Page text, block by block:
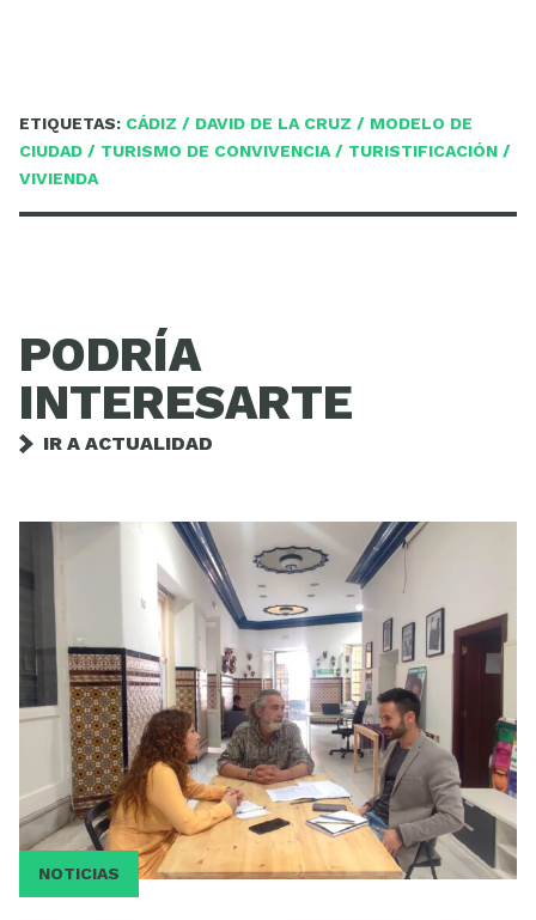
ETIQUETAS: CÁDIZ / DAVID DE LA CRUZ / MODELO DE
CIUDAD / TURISMO DE CONVIVENCIA / TURISTIFICACIÓN /
VIVIENDA
PODRÍA
INTERESARTE
IR A ACTUALIDAD
NOTICIAS